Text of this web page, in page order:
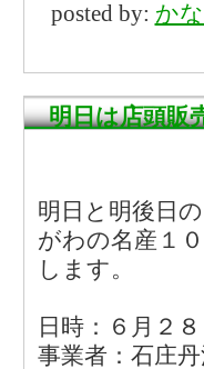
posted by: か
明日は店頭販
明日と明後日
がわの名産１
します。
日時：６月２
事業者：石庄